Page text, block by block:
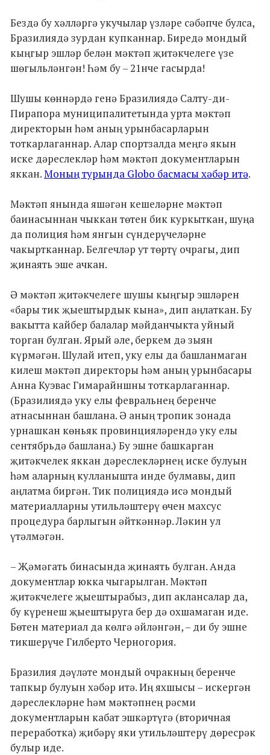
Бездә бу хәлләргә укучылар үзләре сәбәпче булса,
Бразилиядә зурдан купканнар. Биредә мондый
кыңгыр эшләр белән мәктәп җитәкчелеге үзе
шөгыльләнгән! Һәм бу – 21нче гасырда!
Шушы көннәрдә генә Бразилиядә Салту-ди-
Пирапора муниципалитетында урта мәктәп
директорын һәм аның урынбасарларын
тоткарлаганнар. Алар спортзалда меңгә якын
иске дәреслекләр һәм мәктәп документларын
яккан.Моның турында Globo басмасы хәбәр итә.
Мәктәп янында яшәгән кешеләрне мәктәп
баинасыннан чыккан төтен бик куркыткан, шуңа
да полиция һәм янгын сүндерүчеләрне
чакыртканнар. Белгечләр ут төртү очрагы, дип
җинаять эше ачкан.
Ә мәктәп җитәкчелеге шушы кыңгыр эшләрен
«бары тик җыештырдык кына», дип аңлаткан. Бу
вакытта кайбер балалар мәйданчыкта уйный
торган булган. Ярый әле, беркем дә зыян
күрмәгән. Шулай итеп, уку елы да башланмаган
килеш мәктәп директоры һәм аның урынбасары
Анна Куэвас Гимарайншны тоткарлаганнар.
(Бразилиядә уку елы февральнең беренче
атнасыннан башлана. Ә аның тропик зонада
урнашкан көньяк провинцияләрендә уку елы
сентябрьдә башлана.) Бу эшне башкарган
җитәкчелек яккан дәреслекләрнең иске булуын
һәм аларның кулланышта инде булмавы, дип
аңлатма биргән. Тик полициядә исә мондый
материалларны утильләштерү өчен махсус
процедура барлыгын әйткәннәр. Ләкин ул
үтәлмәгән.
– Җәмәгать бинасында җинаять булган. Анда
документлар юкка чыгарылган. Мәктәп
җитәкчелеге җыештырабыз, дип аклансалар да,
бу күренеш җыештыруга бер дә охшамаган иде.
Бөтен материал да көлгә әйләнгән, – ди бу эшне
тикшерүче Гилберто Черногория.
Бразилия дәүләте мондый очракның беренче
тапкыр булуын хәбәр итә. Иң яхшысы – искергән
дәреслекләрне һәм мәктәпнең рәсми
документларын кабат эшкәртүгә (вторичная
переработка) җибәрү яки утильләштерү дөресрәк
булыр иде.